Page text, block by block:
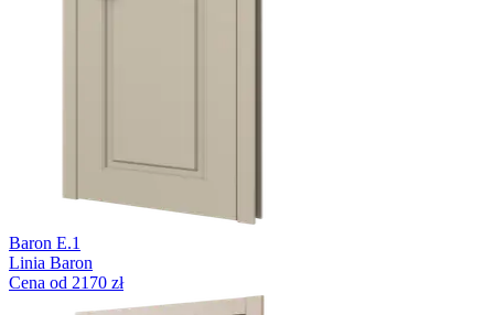
Baron E.1
Linia Baron
Cena od 2170 zł